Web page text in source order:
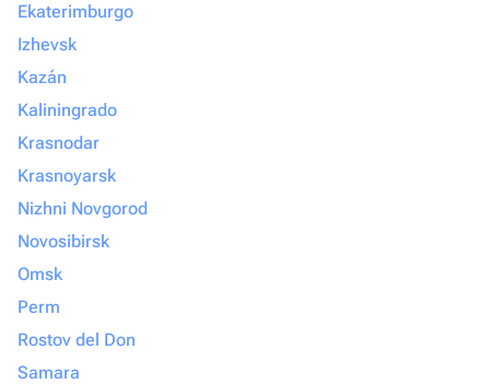
Ekaterimburgo
Izhevsk
Kazán
Kaliningrado
Krasnodar
Krasnoyarsk
Nizhni Novgorod
Novosibirsk
Omsk
Perm
Rostov del Don
Samara